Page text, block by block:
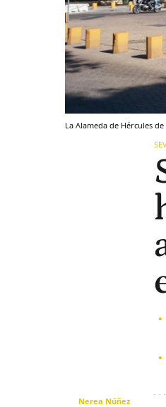
La Alameda de Hércules de
Nerea Núñez